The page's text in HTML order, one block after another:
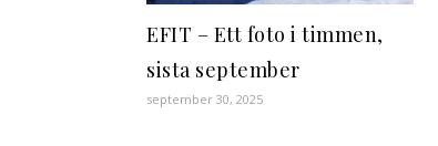
EFIT – Ett foto i timmen,
sista september
september 30, 2025